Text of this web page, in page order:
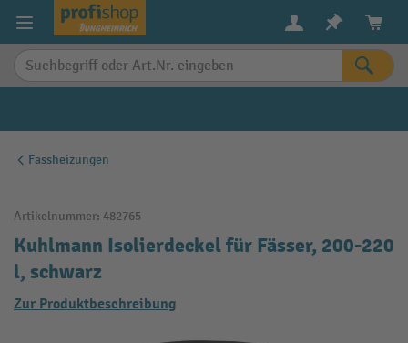
springen
Fassheizungen
Artikelnummer: 482765
Kuhlmann Isolierdeckel für Fässer, 200-220
l, schwarz
Zur Produktbeschreibung